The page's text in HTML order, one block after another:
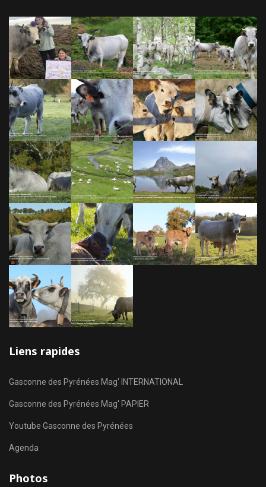
Liens rapides
Gasconne des Pyrénées Mag' INTERNATIONAL
Gasconne des Pyrénées Mag' PAPIER
Youtube Gasconne des Pyrénées
Agenda
Photos